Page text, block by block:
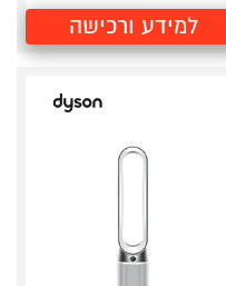
למידע ורכישה